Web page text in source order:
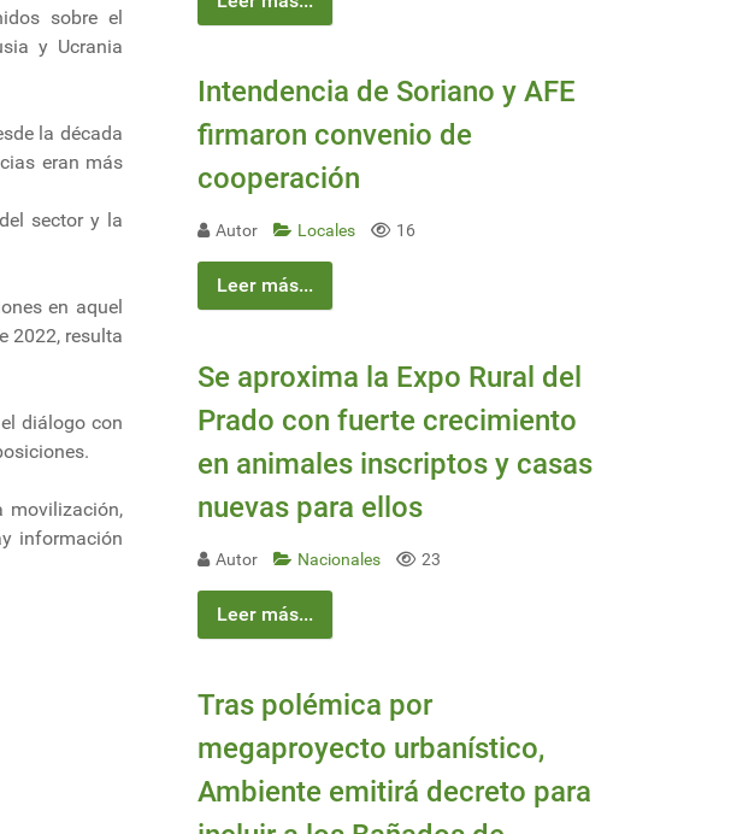
sobre el
y Ucrania
la década
eran más
sector y la
en aquel
2022, resulta
diálogo con
movilización,
información
en el momento oportuno de tomar esa decisión"
Intendencia de Soriano y AFE
firmaron convenio de
cooperación
Autor Locales 16
Leer más...
Se aproxima la Expo Rural del
Prado con fuerte crecimiento
en animales inscriptos y casas
nuevas para ellos
Autor Nacionales 23
Leer más...
Tras polémica por
megaproyecto urbanístico,
Ambiente emitirá decreto para